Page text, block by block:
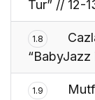
Tur” // 12-
1.8
“BabyJazz
1.9